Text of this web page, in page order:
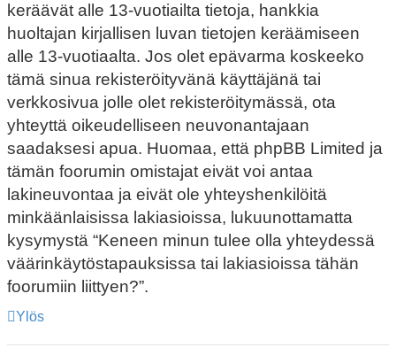
keräävät alle 13-vuotiailta tietoja, hankkia
huoltajan kirjallisen luvan tietojen keräämiseen
alle 13-vuotiaalta. Jos olet epävarma koskeeko
tämä sinua rekisteröityvänä käyttäjänä tai
verkkosivua jolle olet rekisteröitymässä, ota
yhteyttä oikeudelliseen neuvonantajaan
saadaksesi apua. Huomaa, että phpBB Limited ja
tämän foorumin omistajat eivät voi antaa
lakineuvontaa ja eivät ole yhteyshenkilöitä
minkäänlaisissa lakiasioissa, lukuunottamatta
kysymystä “Keneen minun tulee olla yhteydessä
väärinkäytöstapauksissa tai lakiasioissa tähän
foorumiin liittyen?”.
Ylös